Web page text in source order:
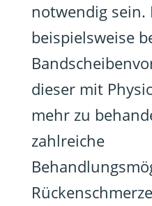
notwendig sein.
beispielsweise
dieser mit
mehr zu
zahlreiche